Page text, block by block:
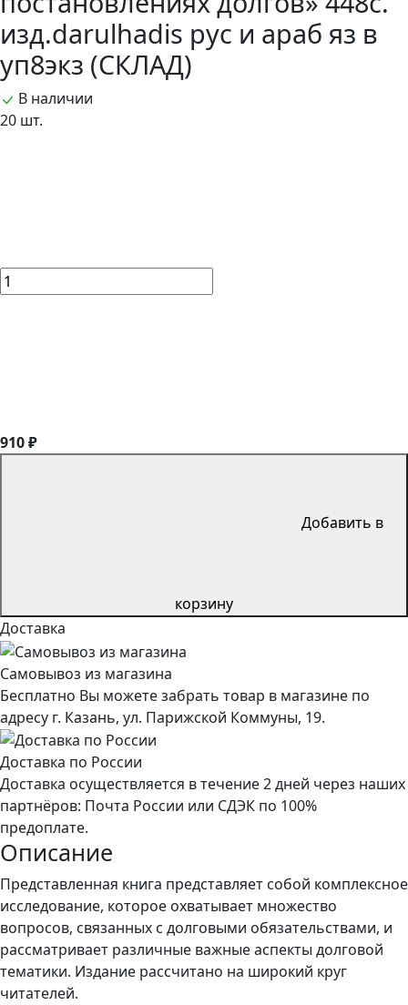
изд.darulhadis рус и араб яз в
уп8экз (СКЛАД)
В наличии
20 шт.
910 ₽
Добавить в
корзину
Доставка
Самовывоз из магазина
Бесплатно Вы можете забрать товар в магазине по
адресу г. Казань, ул. Парижской Коммуны, 19.
Доставка по России
Доставка осуществляется в течение 2 дней через наших
партнёров: Почта России или СДЭК по 100%
предоплате.
Описание
Представленная книга представляет собой комплексное
исследование, которое охватывает множество
вопросов, связанных с долговыми обязательствами, и
рассматривает различные важные аспекты долговой
тематики. Издание рассчитано на широкий круг
читателей.